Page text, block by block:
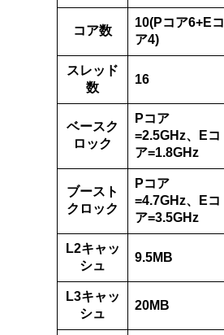
コア数
10(Pコア6+Eコ
ア4)
スレッド
数
16
ベースク
ロック
Pコア
=2.5GHz、Eコ
ア=1.8GHz
ブースト
クロック
Pコア
=4.7GHz、Eコ
ア=3.5GHz
L2キャッ
シュ
9.5MB
L3キャッ
シュ
20MB